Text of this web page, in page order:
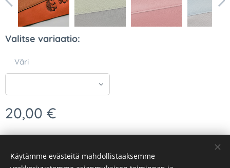
Valitse variaatio:
Väri
20,00 €
Käytämme evästeitä mahdollistaaksemme